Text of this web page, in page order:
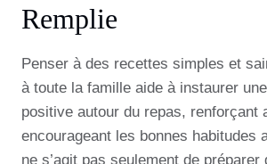
Remplie
Penser à des recettes simples et
à toute la famille aide à instaurer
positive autour du repas, renforçant
encourageant les bonnes habitudes
ne s’agit pas seulement de préparer